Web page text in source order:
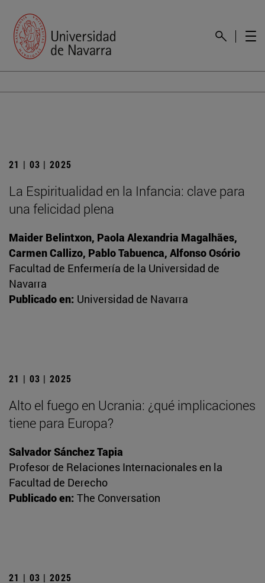
21 | 03 | 2025
La Espiritualidad en la Infancia: clave para
una felicidad plena
Maider Belintxon, Paola Alexandria Magalhães,
Carmen Callizo, Pablo Tabuenca, Alfonso Osório
Facultad de Enfermería de la Universidad de
Navarra
Publicado en: Universidad de Navarra
21 | 03 | 2025
Alto el fuego en Ucrania: ¿qué implicaciones
tiene para Europa?
Salvador Sánchez Tapia
Profesor de Relaciones Internacionales en la
Facultad de Derecho
Publicado en: The Conversation
21 | 03 | 2025